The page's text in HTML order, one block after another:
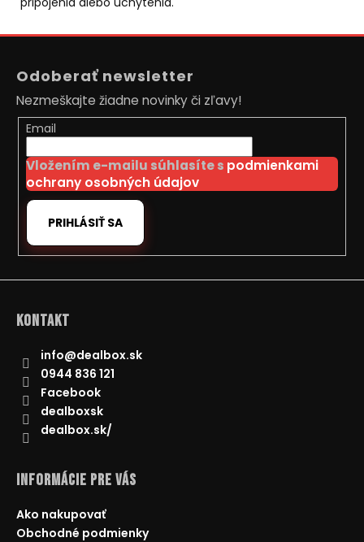
Pôvodne:
Odoberať newsletter
Nezmeškajte žiadne novinky či zľavy!
Email
Vložením e-mailu súhlasíte s podmienkami
ochrany osobných údajov
PRIHLÁSIŤ SA
Kontakt
info@dealbox.sk
0944 836 121
Facebook
dealboxsk
dealbox.sk/
Informácie pre Vás
Ako nakupovať
Obchodné podmienky